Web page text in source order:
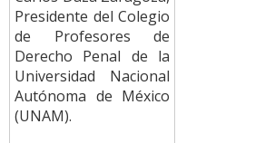
Presidente del Colegio
de Profesores de
Derecho Penal de la
Universidad Nacional
Autónoma de México
(UNAM).